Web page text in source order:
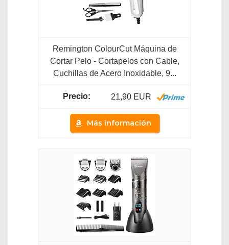
Remington ColourCut Máquina de
Cortar Pelo - Cortapelos con Cable,
Cuchillas de Acero Inoxidable, 9...
21,90 EUR
Más información